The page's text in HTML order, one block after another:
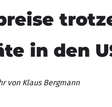
in den
von Klaus Bergmann